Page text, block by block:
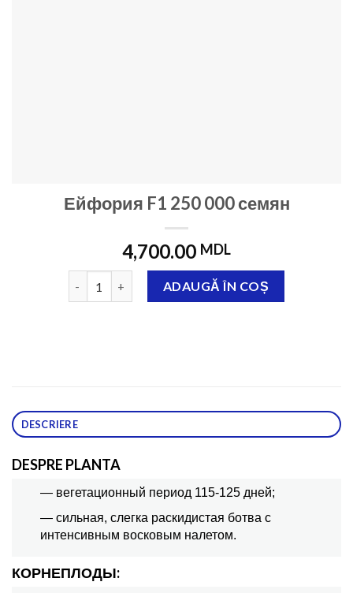
Ейфория F1 250 000 семян
4,700.00 MDL
Cantitate Ейфория F1 250 000 семян
ADAUGĂ ÎN COȘ
DESCRIERE
DESPRE PLANTA
— вегетационный период 115-125 дней;
— сильная, слегка раскидистая ботва с
интенсивным восковым налетом.
КОРНЕПЛОДЫ: